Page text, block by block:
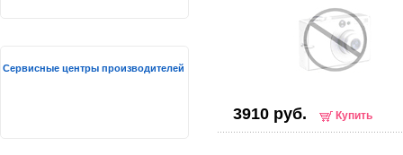
3910 руб. Купить
Сервисные центры производителей